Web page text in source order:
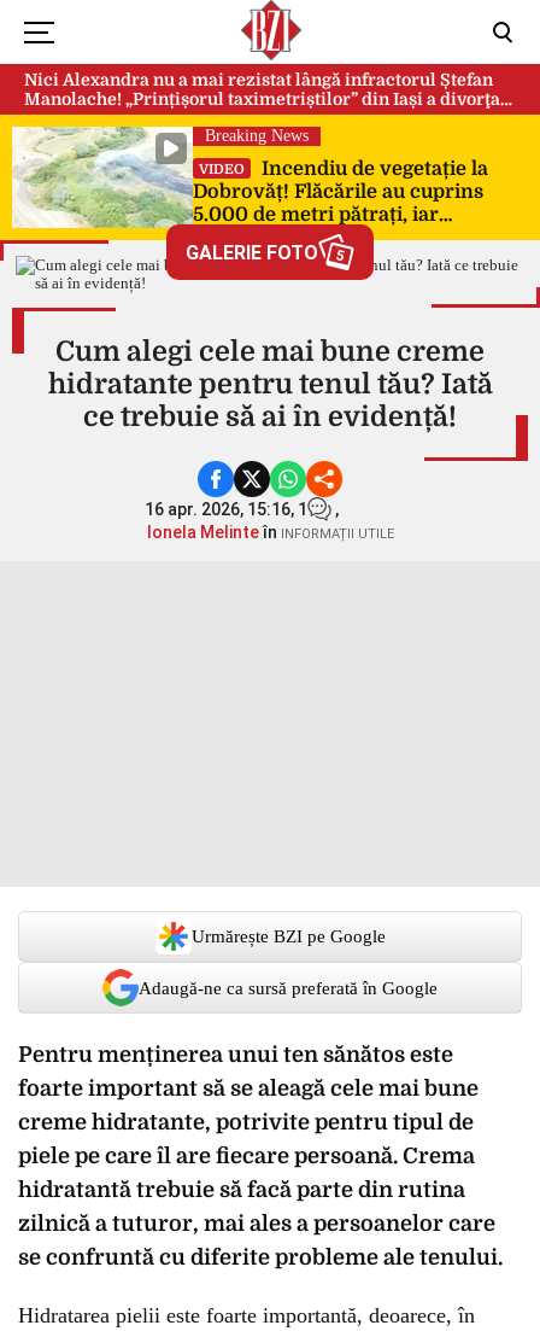
Nici Alexandra nu a mai rezistat lângă infractorul Ștefan
Manolache! „Prințișorul taximetriștilor” din Iași a divorţat
după doi ani de căsnicie
Breaking News
VIDEO
Incendiu de vegetație la
Dobrovăț! Flăcările au cuprins
5.000 de metri pătrați, iar
pompierii au intervenit de urgență
GALERIE FOTO 5
Cum alegi cele mai bune creme
hidratante pentru tenul tău? Iată
ce trebuie să ai în evidență!
16 apr. 2026, 15:16, 1
,
Ionela Melinteîn INFORMAȚII UTILE
Urmărește BZI pe Google
Adaugă-ne ca sursă preferată în Google
Pentru menținerea unui ten sănătos este
foarte important să se aleagă cele mai bune
creme hidratante, potrivite pentru tipul de
piele pe care îl are fiecare persoană. Crema
hidratantă trebuie să facă parte din rutina
zilnică a tuturor, mai ales a persoanelor care
se confruntă cu diferite probleme ale tenului.
Hidratarea pielii este foarte importantă, deoarece, în